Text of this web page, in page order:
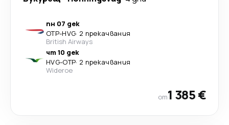
пн 07 дек
OTP-HVG· 2 прекачвания
British Airways
чт 10 дек
HVG-OTP· 2 прекачвания
Wideroe
от1 385 €